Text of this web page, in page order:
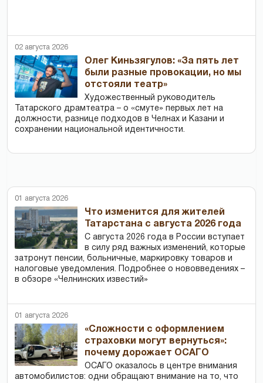
02 августа 2026
Олег Киньзягулов: «За пять лет
были разные провокации, но мы
отстояли театр»
Художественный руководитель
Татарского драмтеатра – о «смуте» первых лет на
должности, разнице подходов в Челнах и Казани и
сохранении национальной идентичности.
01 августа 2026
Что изменится для жителей
Татарстана с августа 2026 года
С августа 2026 года в России вступает
в силу ряд важных изменений, которые
затронут пенсии, больничные, маркировку товаров и
налоговые уведомления. Подробнее о нововведениях –
в обзоре «Челнинских известий»
01 августа 2026
«Сложности с оформлением
страховки могут вернуться»:
почему дорожает ОСАГО
ОСАГО оказалось в центре внимания
автомобилистов: одни обращают внимание на то, что